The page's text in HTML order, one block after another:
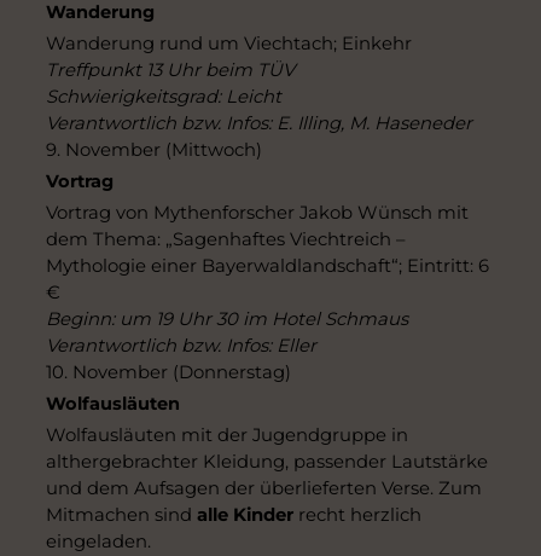
Wanderung
Wanderung rund um Viechtach; Einkehr
Treffpunkt 13 Uhr beim TÜV
Schwierigkeitsgrad: Leicht
Verantwortlich bzw. Infos: E. Illing, M. Haseneder
9. November (Mittwoch)
Vortrag
Vortrag von Mythenforscher Jakob Wünsch mit
dem Thema: „Sagenhaftes Viechtreich –
Mythologie einer Bayerwaldlandschaft“; Eintritt: 6
€
Beginn: um 19 Uhr 30 im Hotel Schmaus
Verantwortlich bzw. Infos: Eller
10. November (Donnerstag)
Wolfausläuten
Wolfausläuten mit der Jugendgruppe in
althergebrachter Kleidung, passender Lautstärke
und dem Aufsagen der überlieferten Verse. Zum
Mitmachen sind alle Kinder recht herzlich
eingeladen.